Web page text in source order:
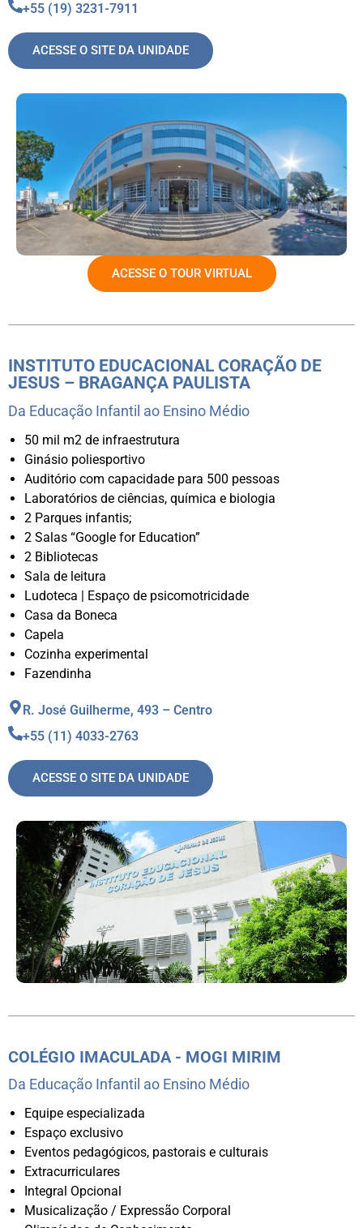
+55 (19) 3231-7911
ACESSE O SITE DA UNIDADE
ACESSE O TOUR VIRTUAL
INSTITUTO EDUCACIONAL CORAÇÃO DE
JESUS – BRAGANÇA PAULISTA
Da Educação Infantil ao Ensino Médio
50 mil m2 de infraestrutura
Ginásio poliesportivo
Auditório com capacidade para 500 pessoas
Laboratórios de ciências, química e biologia
2 Parques infantis;
2 Salas “Google for Education”
2 Bibliotecas
Sala de leitura
Ludoteca | Espaço de psicomotricidade
Casa da Boneca
Capela
Cozinha experimental
Fazendinha
R. José Guilherme, 493 – Centro
+55 (11) 4033-2763
ACESSE O SITE DA UNIDADE
COLÉGIO IMACULADA - MOGI MIRIM
Da Educação Infantil ao Ensino Médio
Equipe especializada
Espaço exclusivo
Eventos pedagógicos, pastorais e culturais
Extracurriculares
Integral Opcional
Musicalização / Expressão Corporal